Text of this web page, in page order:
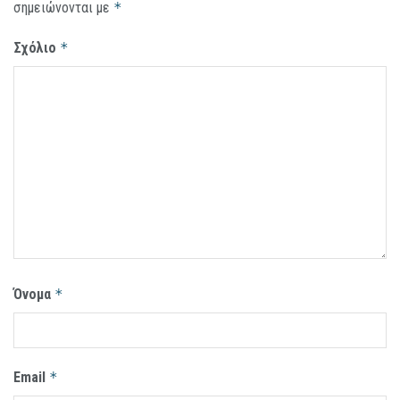
σημειώνονται με *
Σχόλιο *
Όνομα *
Email *